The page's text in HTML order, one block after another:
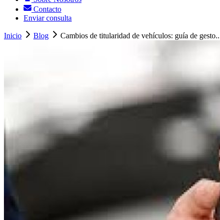
Contacto
Enviar consulta
Inicio Blog Cambios de titularidad de vehículos: guía de